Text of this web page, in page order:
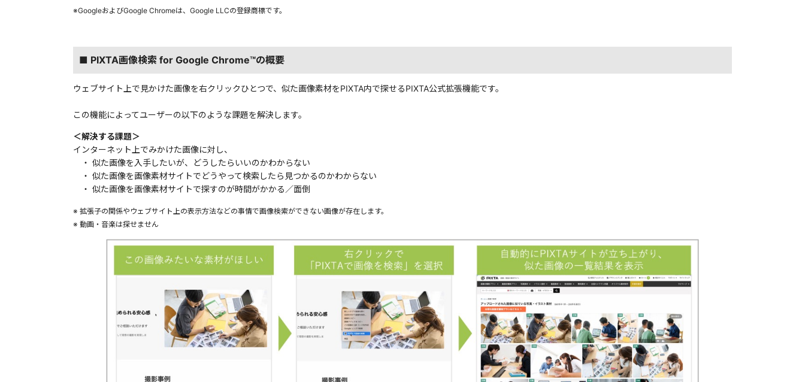
※GoogleおよびGoogle Chromeは、Google LLCの登録商標です。
■ PIXTA画像検索 for Google Chrome™の概要
ウェブサイト上で見かけた画像を右クリックひとつで、似た画像素材をPIXTA内で探せるPIXTA公式拡張機能です。
この機能によってユーザーの以下のような課題を解決します。
＜解決する課題＞
インターネット上でみかけた画像に対し、
・ 似た画像を入手したいが、どうしたらいいのかわからない
・ 似た画像を画像素材サイトでどうやって検索したら見つかるのかわからない
・ 似た画像を画像素材サイトで探すのが時間がかかる／面倒
※ 拡張子の関係やウェブサイト上の表示方法などの事情で画像検索ができない画像が存在します。
※ 動画・音楽は探せません